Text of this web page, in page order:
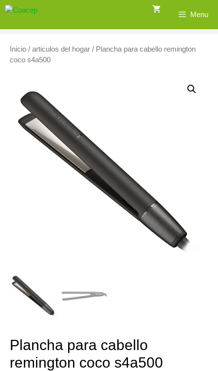
Saltar
contenido
Menu
Inicio / articulos del hogar / Plancha para cabello remington
coco s4a500
Plancha para cabello
remington coco s4a500